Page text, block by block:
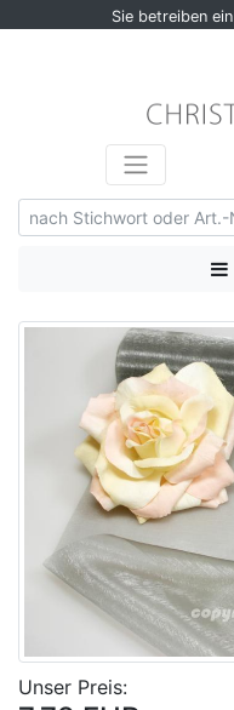
Sie betreiben
Unser Preis: